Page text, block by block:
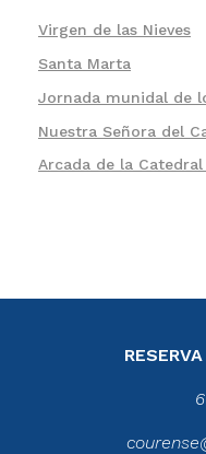
Virgen de las Nieves
Santa Marta
Jornada munidal de
Nuestra Señora del
Arcada de la